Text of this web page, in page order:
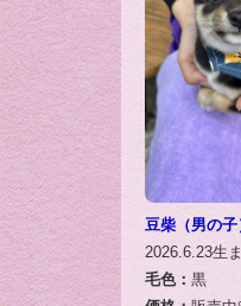
豆柴（男の子
2026.6.23生
毛色： 黒